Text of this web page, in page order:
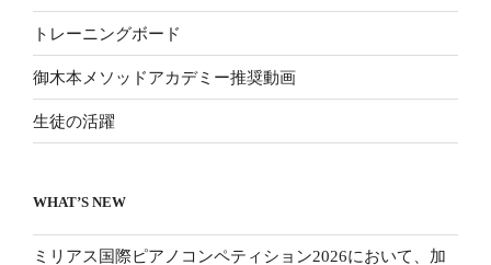
トレーニングボード
御木本メソッドアカデミー推奨動画
生徒の活躍
WHAT’S NEW
ミリアス国際ピアノコンペティション2026において、加